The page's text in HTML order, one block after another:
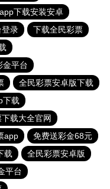
下载安装安卓
登录
下载全民彩票
金平台
全民彩票安卓版下载
下载
载大全官网
app
免费送彩金68元
载
全民彩票安卓版
平台